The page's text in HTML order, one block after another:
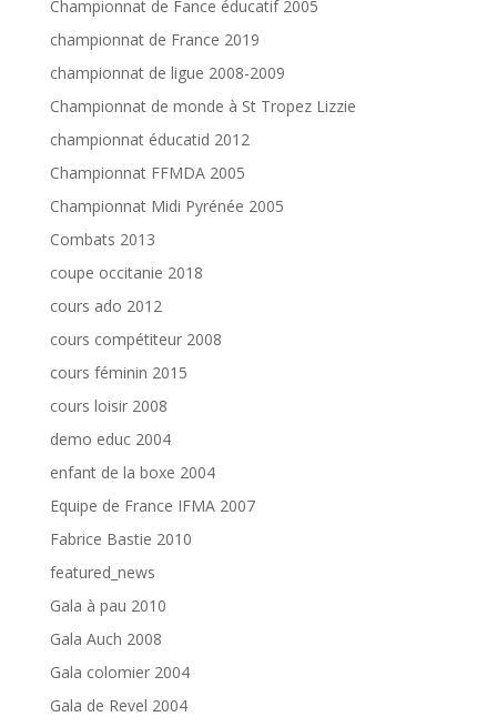
Championnat de Fance éducatif 2005
championnat de France 2019
championnat de ligue 2008-2009
Championnat de monde à St Tropez Lizzie
championnat éducatid 2012
Championnat FFMDA 2005
Championnat Midi Pyrénée 2005
Combats 2013
coupe occitanie 2018
cours ado 2012
cours compétiteur 2008
cours féminin 2015
cours loisir 2008
demo educ 2004
enfant de la boxe 2004
Equipe de France IFMA 2007
Fabrice Bastie 2010
featured_news
Gala à pau 2010
Gala Auch 2008
Gala colomier 2004
Gala de Revel 2004